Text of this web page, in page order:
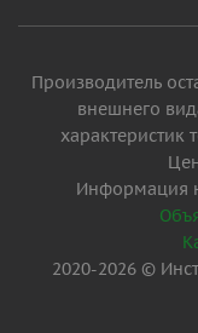
Производитель
внешнего
характеристик
Информация
2020-2026 ©